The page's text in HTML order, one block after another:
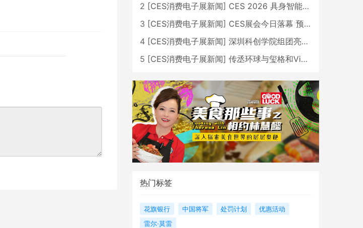
2 [CES消费电子展新闻] CES 2026 具身智能与创新领域 中国公司大放异彩
3 [CES消费电子展新闻] CES展会今日落幕 预计2026行业收入将超五千亿美元
4 [CES消费电子展新闻] 深圳科创学院组团亮相CES 广受好评
5 [CES消费电子展新闻] 传丞环球与玺格和VibeLens共同推出全新耳机
热门标签
花旗银行 中国将军 处罚计划
优惠活动
雷尔·莫雷